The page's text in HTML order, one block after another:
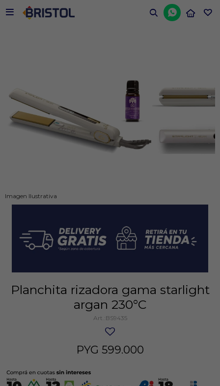


Imagen Ilustrativa
Planchita rizadora gama starlight
argan 230°C
BS9435
PYG 599.000